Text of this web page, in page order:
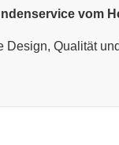
vom
Design, Qualität